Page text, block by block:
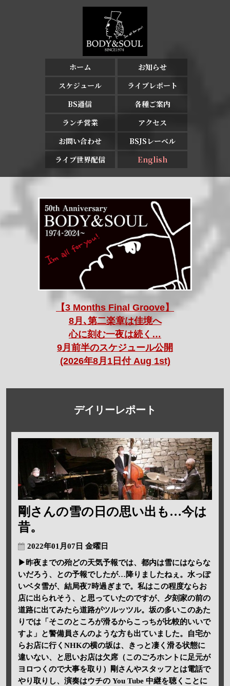
ホーム
お知らせ
スケジュール
ライブレポート
BS通信
各種ご案内
ランチ営業
アクセス
お問い合わせ
BSJSレーベル
ライブ世界配信
English
【3 Months Final Groove】
8月､第二楽章は佳境へ
心に刻む一夜は続く…
9月前半のスケジュール公開
(2026年8月1日付 Aug 1st)
デイリーレポート
剛さんの雪の日の思い出も…今は
昔。
2022年01月07日 金曜日
▶昨夜までの殆どの天気予報では、都内は雪にはならな
いだろう、との予報でしたが…降りましたねぇ。水っぽ
いベタ雪が、結局夜7時過ぎまで。私はこの程度ならお
店に出られそう、と思っていたのですが、夕刻家の前の
道路に出てみたら道路がツルッツル。坂の多いこのあた
りでは「そこのところが滑るからこっちが比較的いいで
すよ」と警備員さんのような方も出ていました。自宅か
らお店に行くNHKの横の坂は、きっと凄く滑る状態に
違いない、と思いお店は欠席（このごろホントに足元が
ヨロつくので大事を取り）剛さんやスタッフとは電話で
やり取りし、演奏はウチの You Tube 中継を聴くことに